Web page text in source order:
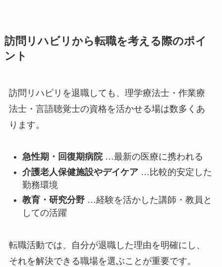
訪問リハビリから転職を考える際のポイ
ント
訪問リハビリを退職しても、理学療法士・作業療
法士・言語聴覚士の資格を活かせる場は数多くあ
ります。
急性期・回復期病院…最新の医療に携われる
介護老人保健施設やデイケア…比較的安定した
勤務環境
教育・研究分野…経験を活かした講師・教員と
しての活躍
転職活動では、自分が退職した理由を明確にし、
それを解決できる職場を選ぶことが重要です。